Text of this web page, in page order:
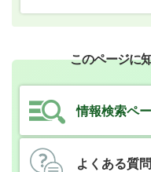
このページに
情報検索ペ
よくある質問